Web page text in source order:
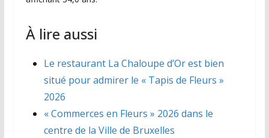
À lire aussi
Le restaurant La Chaloupe d’Or est bien
situé pour admirer le « Tapis de Fleurs »
2026
« Commerces en Fleurs » 2026 dans le
centre de la Ville de Bruxelles